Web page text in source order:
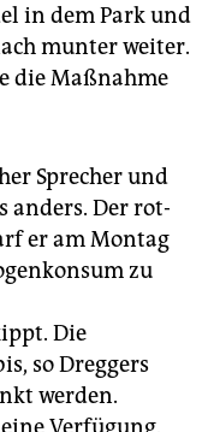
in dem Park und
munter weiter.
die Maßnahme
Sprecher und
anders. Der rot-
er am Montag
zu
Die
so Dreggers
werden.